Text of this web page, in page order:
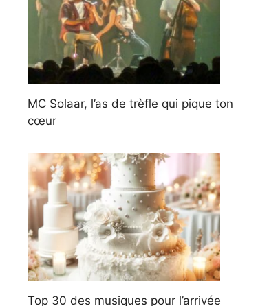
MC Solaar, l’as de trèfle qui pique ton
cœur
Top 30 des musiques pour l’arrivée